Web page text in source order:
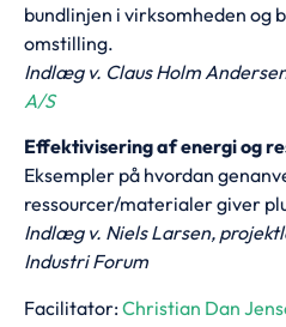
bundlinjen i virksomheden og
omstilling.
Indlæg v. Claus Holm
A/S
Effektivisering af energi og
Eksempler på hvordan
ressourcer/materialer giver
Indlæg v. Niels Larsen,
Industri Forum
Facilitator:Christian Dan